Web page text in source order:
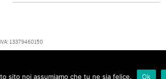
IVA: 13379460150
sito noi assumiamo che tu ne sia felice. Ok